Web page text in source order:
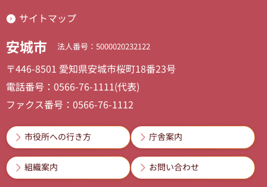
サイトマップ
安城市 法人番号：5000020232122
〒446-8501 愛知県安城市桜町18番23号
電話番号：0566-76-1111(代表)
ファクス番号：0566-76-1112
市役所への行き方 庁舎案内
組織案内 お問い合わせ